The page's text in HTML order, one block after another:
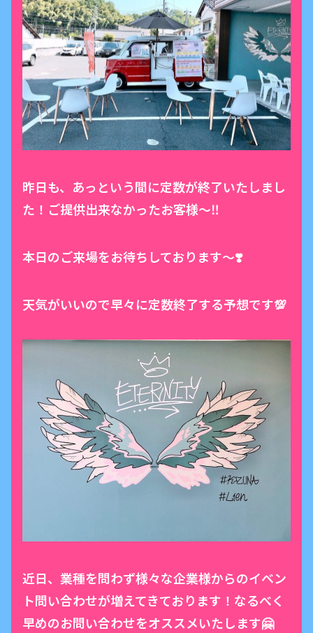
昨日も、あっという間に定数が終了いたしまし
た！ご提供出来なかったお客様〜‼️
本日のご来場をお待ちしております〜❣️
天気がいいので早々に定数終了する予想です💯
近日、業種を問わず様々な企業様からのイベン
ト問い合わせが増えてきております！なるべく
早めのお問い合わせをオススメいたします🤗